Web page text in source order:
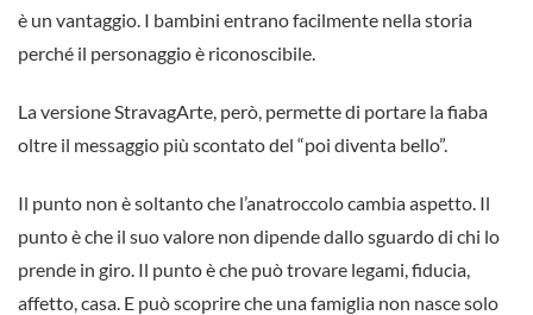
è un vantaggio. I bambini entrano facilmente nella storia
perché il personaggio è riconoscibile.
La versione StravagArte, però, permette di portare la fiaba
oltre il messaggio più scontato del “poi diventa bello”.
Il punto non è soltanto che l’anatroccolo cambia aspetto. Il
punto è che il suo valore non dipende dallo sguardo di chi lo
prende in giro. Il punto è che può trovare legami, fiducia,
affetto, casa. E può scoprire che una famiglia non nasce solo